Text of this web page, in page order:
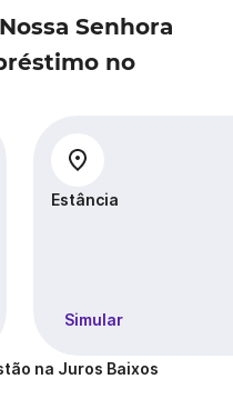
Senhora
no
Estância
Simular
na Juros Baixos